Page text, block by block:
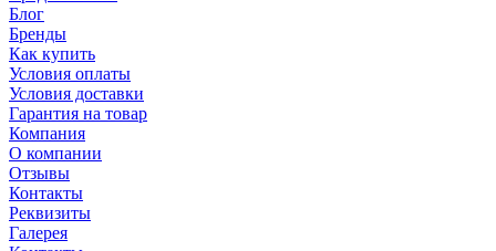
Блог
Бренды
Как купить
Условия оплаты
Условия доставки
Гарантия на товар
Компания
О компании
Отзывы
Контакты
Реквизиты
Галерея